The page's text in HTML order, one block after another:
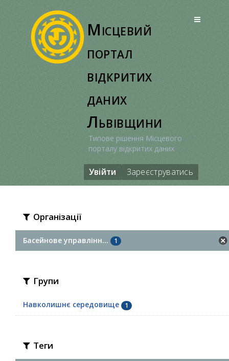
Місцевий
портал
відкритих
даних
Львівщини
Типове рішення Місцевого
порталу відкритих даних
Увійти Зареєструватись
Організації
Басейнове управлінн... 1
Групи
Навколишнє середовище 1
Теги